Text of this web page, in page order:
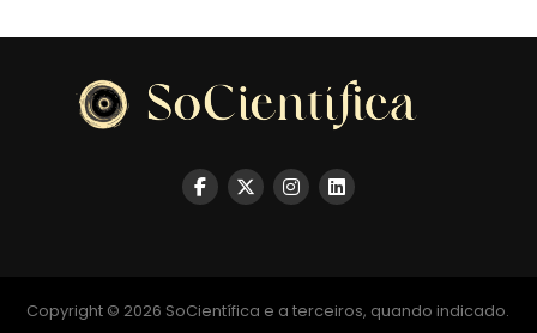
Copyright © 2026 SoCientífica e a terceiros, quando indicado.